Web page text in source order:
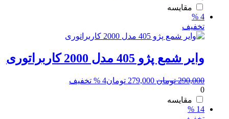
مقایسه
4 %
تخفیف
وایر شمع پژو 405 مدل 2000 کاربراتوری
290,000 تومان قیمت
279,000 تومان4 % تخفیف
0
مقایسه
14 %